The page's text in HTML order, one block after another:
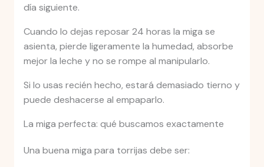
día siguiente.
Cuando lo dejas reposar 24 horas la miga se
asienta, pierde ligeramente la humedad, absorbe
mejor la leche y no se rompe al manipularlo.
Si lo usas recién hecho, estará demasiado tierno y
puede deshacerse al empaparlo.
La miga perfecta: qué buscamos exactamente
Una buena miga para torrijas debe ser: